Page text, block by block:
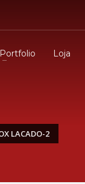
Portfolio Loja
LACADO-2